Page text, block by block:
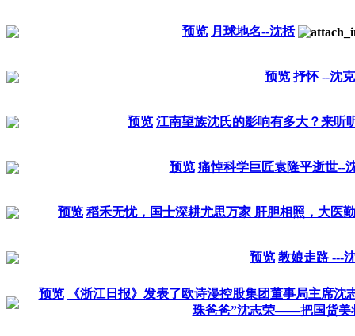
预览 月球地名--沈括
预览 抒怀 --沈
预览 江南望族沈氏的影响有多大？来听
预览 痛悼科学巨匠袁隆平逝世--
预览 稻禾无忧，国士深耕尤思万家 肝胆相照，大医
预览 教娘走路 ---
预览
《浙江日报》发表了欧诗漫控股集团董事局主席
珠爸爸”沈志荣——把国货美